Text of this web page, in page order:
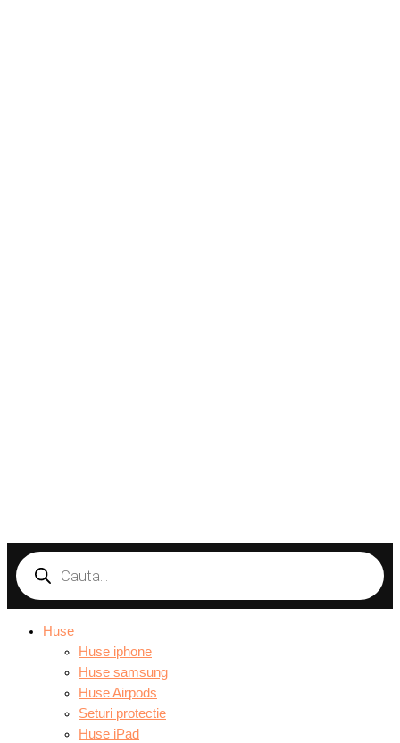
search
Huse
Huse iphone
Huse samsung
Huse Airpods
Seturi protectie
Huse iPad